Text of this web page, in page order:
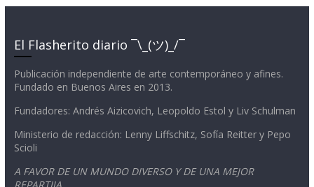
El Flasherito diario ¯\_(ツ)_/¯
Publicación independiente de arte contemporáneo y afines.
Fundado en Buenos Aires en 2013.
Fundadores: Andrés Aizicovich, Leopoldo Estol y Liv Schulman
Ministerio de redacción: Lenny Liffschitz, Sofía Reitter y Pepo
Scioli
A FAVOR DE UN MUNDO DIVERSO Y DE UNA MEJOR